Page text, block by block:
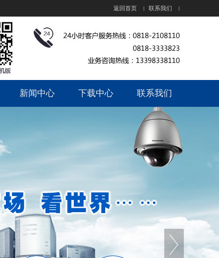
|
联系我们
|
返回首页
新闻中心 下载中心 联系我们